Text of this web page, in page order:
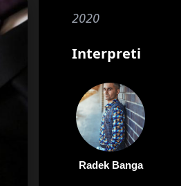
2020
Interpreti
Radek Banga